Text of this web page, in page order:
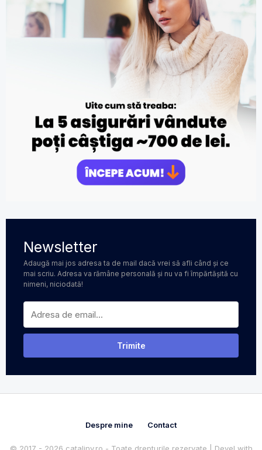
Newsletter
Adaugă mai jos adresa ta de mail dacă vrei să afli când și ce
mai scriu. Adresa va rămâne personală și nu va fi împărtășită cu
nimeni, niciodată!
Despre mine Contact